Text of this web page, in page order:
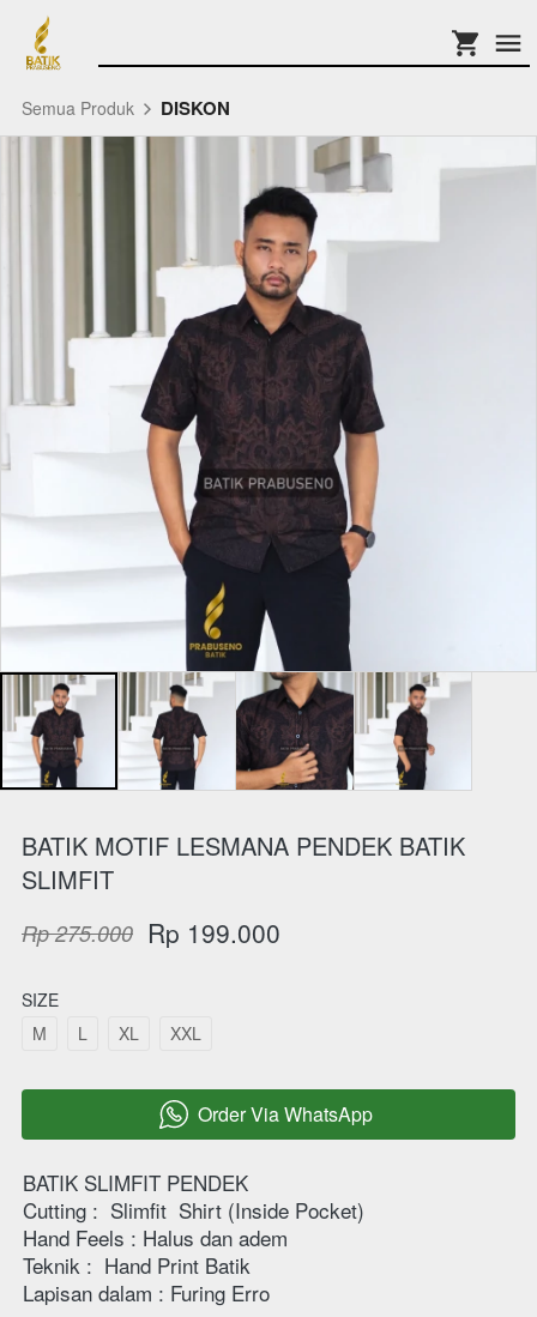
Semua Produk DISKON
BATIK MOTIF LESMANA PENDEK BATIK
SLIMFIT
Rp 275.000 Rp 199.000
SIZE
M
L XL XXL
` Order Via WhatsApp
BATIK SLIMFIT PENDEK
Cutting : Slimfit  Shirt (Inside Pocket)
Hand Feels : Halus dan adem
Teknik : Hand Print Batik
Lapisan dalam : Furing Erro